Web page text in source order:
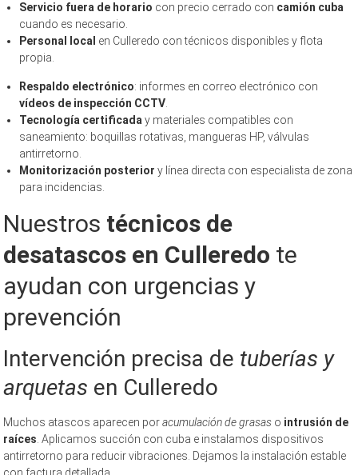
Servicio fuera de horario con precio cerrado con camión cuba
cuando es necesario.
Personal local en Culleredo con técnicos disponibles y flota
propia.
Respaldo electrónico: informes en correo electrónico con
vídeos de inspección CCTV.
Tecnología certificaday materiales compatibles con
saneamiento: boquillas rotativas, mangueras HP, válvulas
antirretorno.
Monitorización posterior y línea directa con especialista de zona
para incidencias.
Nuestros técnicos de
desatascos en Culleredo te
ayudan con urgencias y
prevención
Intervención precisa de tuberías y
arquetas en Culleredo
Muchos atascos aparecen poracumulación de grasas o intrusión de
raíces. Aplicamos succión con cuba e instalamos dispositivos
antirretorno para reducir vibraciones. Dejamos la instalación estable